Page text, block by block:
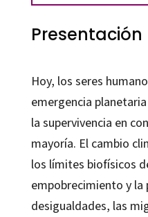
Presentación
Hoy, los seres
emergencia
la supervivencia en
mayoría. El cambio
los límites biofísicos
empobrecimiento y la
desigualdades, las